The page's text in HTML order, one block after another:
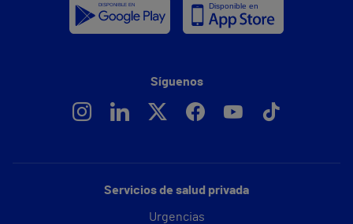
Servicios de salud privada
Urgencias
Síguenos